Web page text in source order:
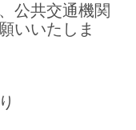
公共交通機関
いいたしま